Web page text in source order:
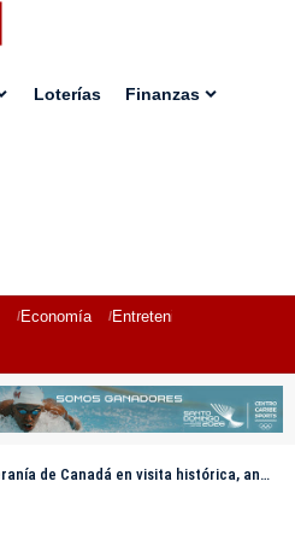
Loterías Finanzas
Economía Entretenimiento
en visita histórica, ante amenazas de Trump